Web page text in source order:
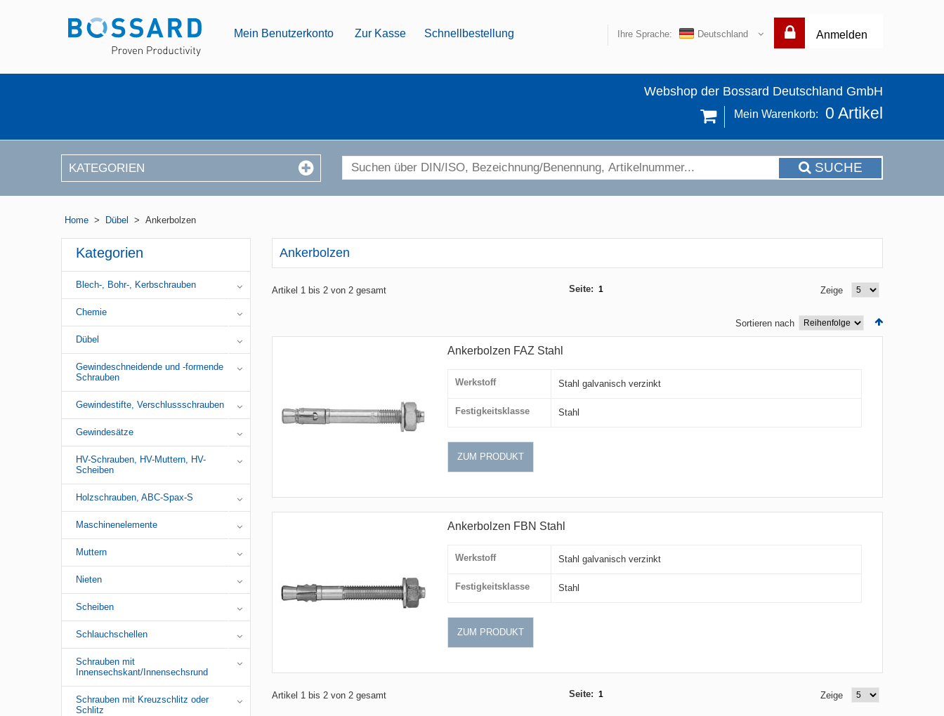
Mein Benutzerkonto Zur Kasse Schnellbestellung Anmelden
Ihre Sprache: Deutschland
Webshop der Bossard Deutschland GmbH
Mein Warenkorb: 0 Artikel
KATEGORIEN SUCHE
Home > Dübel > Ankerbolzen
Ankerbolzen
Artikel 1 bis 2 von 2 gesamt Zeige
Seite: 1
Sortieren nach
Ankerbolzen FAZ Stahl
Werkstoff Stahl galvanisch verzinkt
Festigkeitsklasse Stahl
ZUM PRODUKT
Ankerbolzen FBN Stahl
Werkstoff Stahl galvanisch verzinkt
Festigkeitsklasse Stahl
ZUM PRODUKT
Artikel 1 bis 2 von 2 gesamt Zeige
Seite: 1
Kategorien
Blech-, Bohr-, Kerbschrauben
Chemie
Dübel
Gewindeschneidende und -formende
Schrauben
Gewindestifte, Verschlussschrauben
Gewindesätze
HV-Schrauben, HV-Muttern, HV-
Scheiben
Holzschrauben, ABC-Spax-S
Maschinenelemente
Muttern
Nieten
Scheiben
Schlauchschellen
Schrauben mit
Innensechskant/Innensechsrund
Schrauben mit Kreuzschlitz oder
Schlitz